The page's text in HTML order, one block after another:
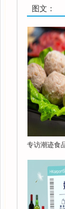
图文：
专访潮迹食